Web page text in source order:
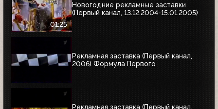
01:25
Новогодние рекламные заставки
(Первый канал, 13.12.2004-15.01.2005)
Рекламная заставка (Первый канал,
2006) Формула Первого
Рекламная заставка (Первый канал,